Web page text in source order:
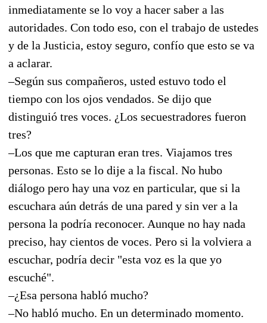
inmediatamente se lo voy a hacer saber a las
autoridades. Con todo eso, con el trabajo de ustedes
y de la Justicia, estoy seguro, confío que esto se va
a aclarar.
–Según sus compañeros, usted estuvo todo el
tiempo con los ojos vendados. Se dijo que
distinguió tres voces. ¿Los secuestradores fueron
tres?
–Los que me capturan eran tres. Viajamos tres
personas. Esto se lo dije a la fiscal. No hubo
diálogo pero hay una voz en particular, que si la
escuchara aún detrás de una pared y sin ver a la
persona la podría reconocer. Aunque no hay nada
preciso, hay cientos de voces. Pero si la volviera a
escuchar, podría decir "esta voz es la que yo
escuché".
–¿Esa persona habló mucho?
–No habló mucho. En un determinado momento.